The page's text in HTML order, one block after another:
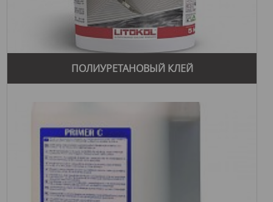
ПОЛИУРЕТАНОВЫЙ КЛЕЙ